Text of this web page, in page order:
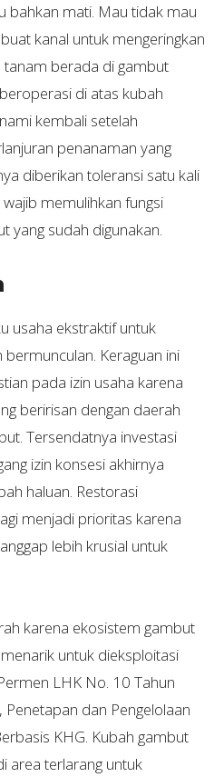
bahkan mati. Mau tidak mau
kanal untuk mengeringkan
tanam berada di gambut
di atas kubah
kembali setelah
penanaman yang
diberikan toleransi satu kali
memulihkan fungsi
yang sudah digunakan.
usaha ekstraktif untuk
Keraguan ini
pada izin usaha karena
beririsan dengan daerah
Tersendatnya investasi
izin konsesi akhirnya
haluan. Restorasi
menjadi prioritas karena
lebih krusial untuk
karena ekosistem gambut
untuk dieksploitasi
LHK No. 10 Tahun
dan Pengelolaan
KHG. Kubah gambut
area terlarang untuk